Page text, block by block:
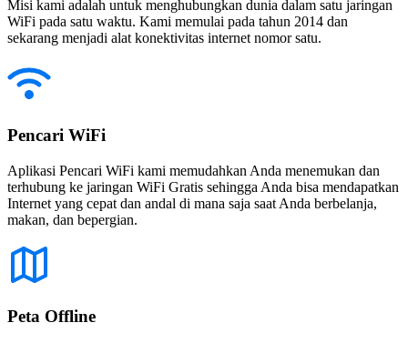
Misi kami adalah untuk menghubungkan dunia dalam satu jaringan
WiFi pada satu waktu. Kami memulai pada tahun 2014 dan
sekarang menjadi alat konektivitas internet nomor satu.
Pencari WiFi
Aplikasi Pencari WiFi kami memudahkan Anda menemukan dan
terhubung ke jaringan WiFi Gratis sehingga Anda bisa mendapatkan
Internet yang cepat dan andal di mana saja saat Anda berbelanja,
makan, dan bepergian.
Peta Offline